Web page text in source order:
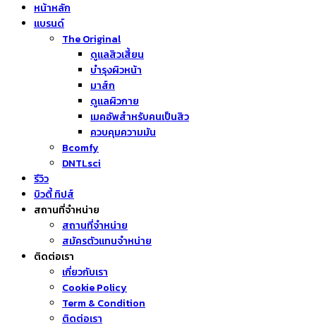
หน้าหลัก
แบรนด์
The Original
ดูแลสิวเสี้ยน
บำรุงผิวหน้า
มาส์ก
ดูแลผิวกาย
เมคอัพสำหรับคนเป็นสิว
ควบคุมความมัน
Bcomfy
DNTLsci
รีวิว
บิวตี้ ทิปส์
สถานที่จำหน่าย
สถานที่จำหน่าย
สมัครตัวแทนจำหน่าย
ติดต่อเรา
เกี่ยวกับเรา
Cookie Policy
Term & Condition
ติดต่อเรา